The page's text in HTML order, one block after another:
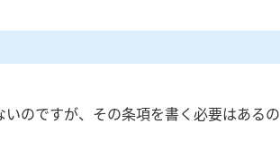
のですが、その条項を書く必要はあるの